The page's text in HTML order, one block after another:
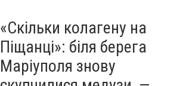
«Скільки колагену на
Піщанці»: біля берега
Маріуполя знову